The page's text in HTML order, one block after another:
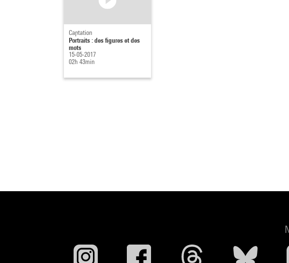
Captation
Portraits : des figures et des
mots
15-05-2017
02h 43min